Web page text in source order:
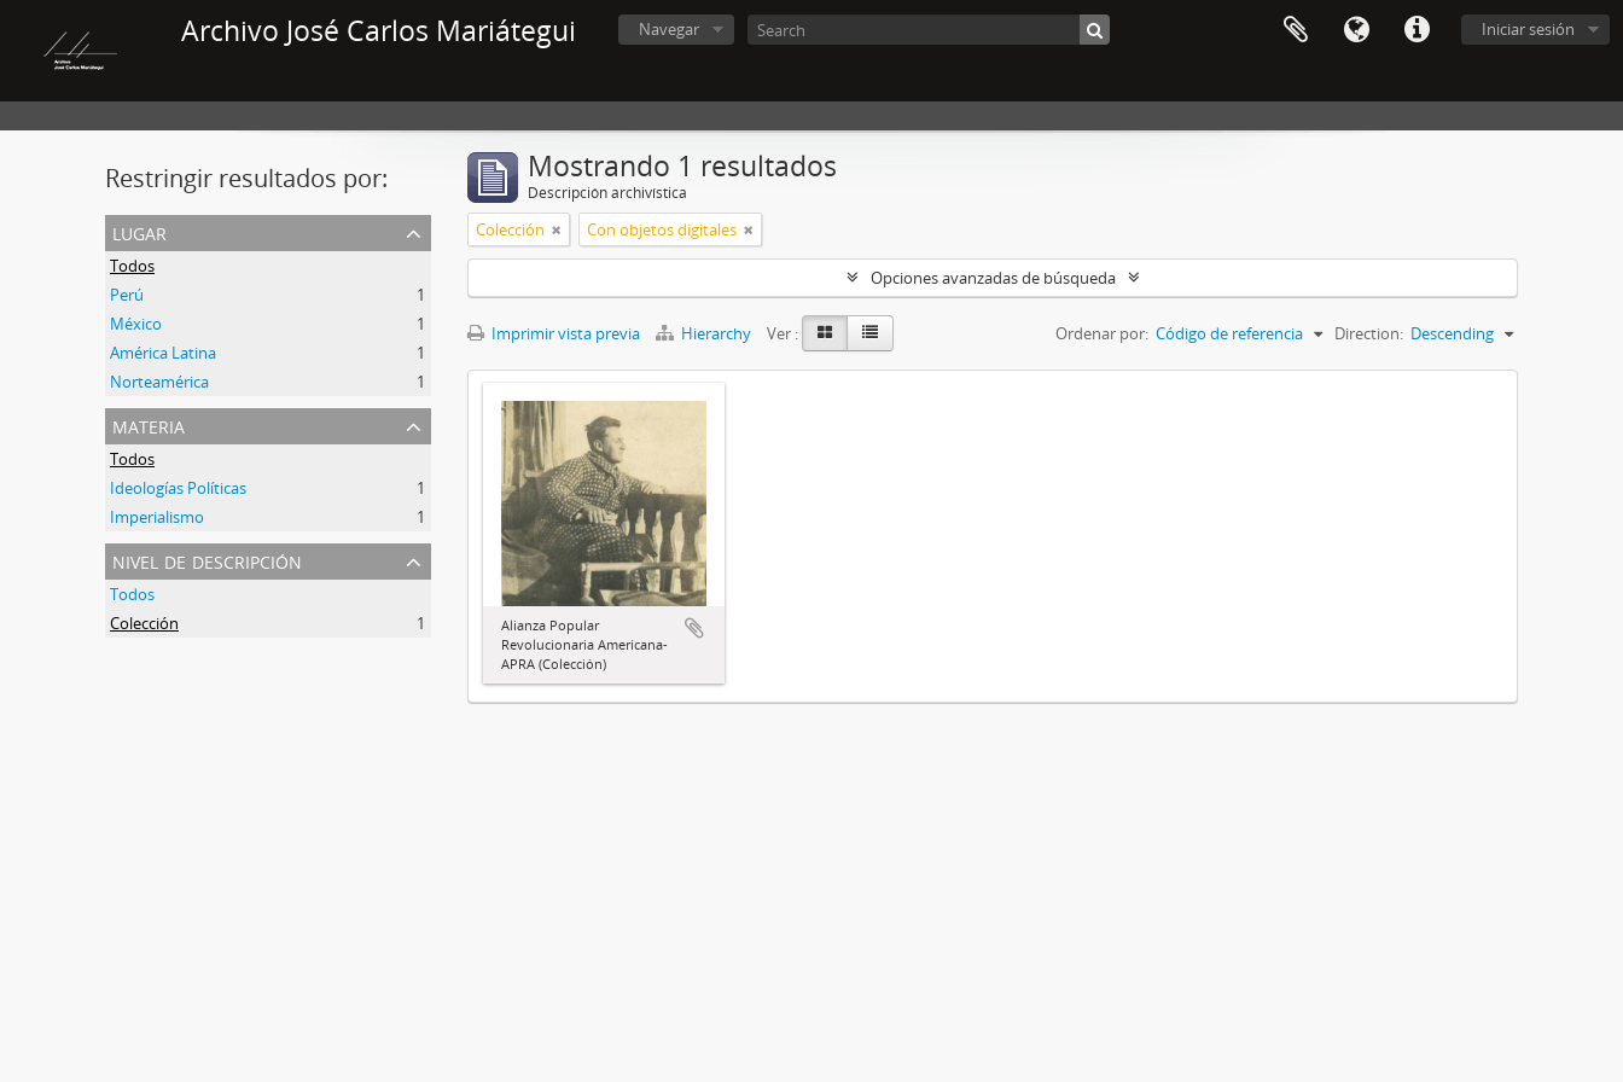
Archivo José Carlos Mariátegui Iniciar sesión
Navegar
Restringir resultados por:
lugar
Todos
Perú
1
México
1
América Latina
1
Norteamérica
1
materia
Todos
Ideologías Políticas
1
Imperialismo
1
nivel de descripción
Todos
Colección
1
Mostrando 1 resultados
Descripción archivística
Colección Con objetos digitales
Opciones avanzadas de búsqueda
Imprimir vista previa Hierarchy Ver : Ordenar por: Código de referencia Direction: Descending
Alianza Popular
Revolucionaria Americana-
APRA (Colección)